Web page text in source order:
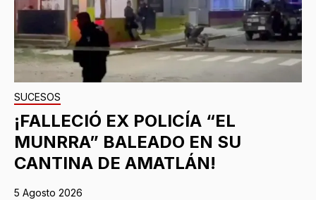
SUCESOS
¡FALLECIÓ EX POLICÍA “EL
MUNRRA” BALEADO EN SU
CANTINA DE AMATLÁN!
5 Agosto 2026